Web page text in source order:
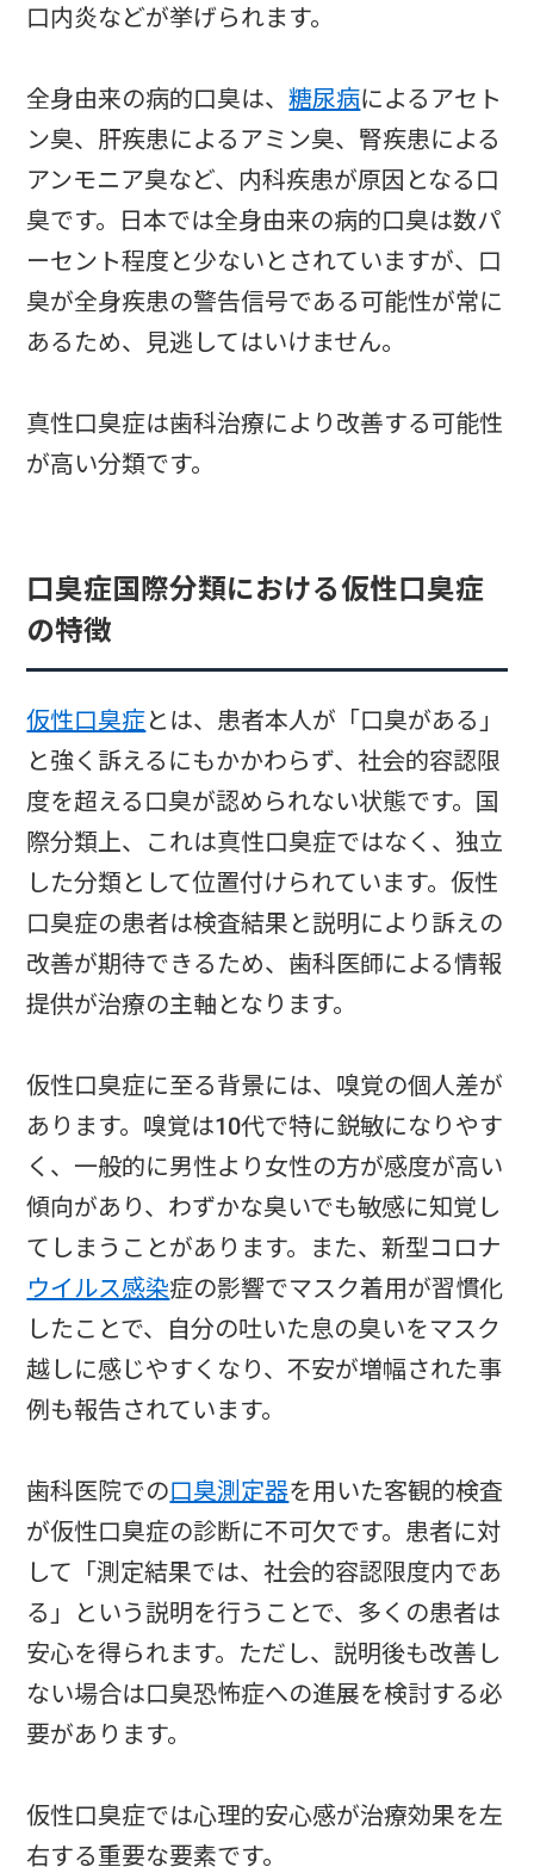
口内炎などが挙げられます。
全身由来の病的口臭は、糖尿病によるアセト
ン臭、肝疾患によるアミン臭、腎疾患による
アンモニア臭など、内科疾患が原因となる口
臭です。日本では全身由来の病的口臭は数パ
ーセント程度と少ないとされていますが、口
臭が全身疾患の警告信号である可能性が常に
あるため、見逃してはいけません。
真性口臭症は歯科治療により改善する可能性
が高い分類です。
口臭症国際分類における仮性口臭症
の特徴
仮性口臭症とは、患者本人が「口臭がある」
と強く訴えるにもかかわらず、社会的容認限
度を超える口臭が認められない状態です。国
際分類上、これは真性口臭症ではなく、独立
した分類として位置付けられています。仮性
口臭症の患者は検査結果と説明により訴えの
改善が期待できるため、歯科医師による情報
提供が治療の主軸となります。
仮性口臭症に至る背景には、嗅覚の個人差が
あります。嗅覚は10代で特に鋭敏になりやす
く、一般的に男性より女性の方が感度が高い
傾向があり、わずかな臭いでも敏感に知覚し
てしまうことがあります。また、新型コロナ
ウイルス感染症の影響でマスク着用が習慣化
したことで、自分の吐いた息の臭いをマスク
越しに感じやすくなり、不安が増幅された事
例も報告されています。
歯科医院での口臭測定器を用いた客観的検査
が仮性口臭症の診断に不可欠です。患者に対
して「測定結果では、社会的容認限度内であ
る」という説明を行うことで、多くの患者は
安心を得られます。ただし、説明後も改善し
ない場合は口臭恐怖症への進展を検討する必
要があります。
仮性口臭症では心理的安心感が治療効果を左
右する重要な要素です。